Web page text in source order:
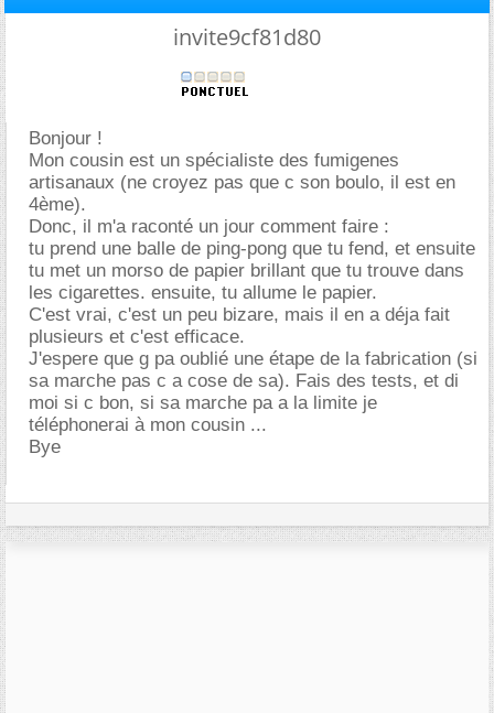
invite9cf81d80
Bonjour !
Mon cousin est un spécialiste des fumigenes
artisanaux (ne croyez pas que c son boulo, il est en
4ème).
Donc, il m'a raconté un jour comment faire :
tu prend une balle de ping-pong que tu fend, et ensuite
tu met un morso de papier brillant que tu trouve dans
les cigarettes. ensuite, tu allume le papier.
C'est vrai, c'est un peu bizare, mais il en a déja fait
plusieurs et c'est efficace.
J'espere que g pa oublié une étape de la fabrication (si
sa marche pas c a cose de sa). Fais des tests, et di
moi si c bon, si sa marche pa a la limite je
téléphonerai à mon cousin ...
Bye